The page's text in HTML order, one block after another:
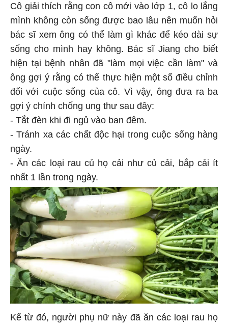
Cô giải thích rằng con cô mới vào lớp 1, cô lo lắng
mình không còn sống được bao lâu nên muốn hỏi
bác sĩ xem ông có thể làm gì khác để kéo dài sự
sống cho mình hay không. Bác sĩ Jiang cho biết
hiện tại bệnh nhân đã "làm mọi việc cần làm" và
ông gợi ý rằng có thể thực hiện một số điều chỉnh
đối với cuộc sống của cô. Vì vậy, ông đưa ra ba
gợi ý chính chống ung thư sau đây:
- Tắt đèn khi đi ngủ vào ban đêm.
- Tránh xa các chất độc hại trong cuộc sống hàng
ngày.
- Ăn các loại rau củ họ cải như củ cải, bắp cải ít
nhất 1 lần trong ngày.
Kể từ đó, người phụ nữ này đã ăn các loại rau họ